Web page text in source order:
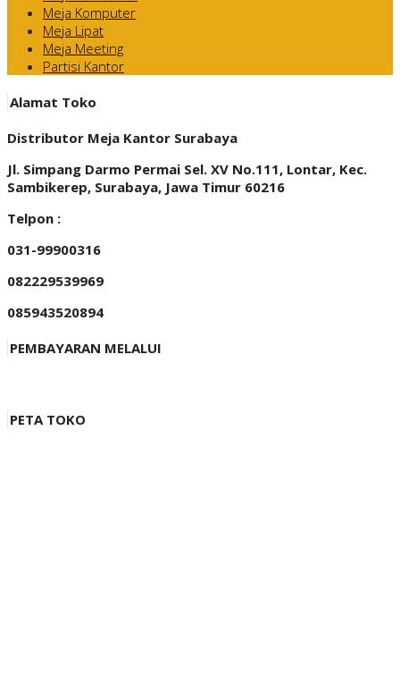
Meja Komputer
Meja Lipat
Meja Meeting
Partisi Kantor
Alamat Toko
Distributor Meja Kantor Surabaya
Jl. Simpang Darmo Permai Sel. XV No.111, Lontar, Kec.
Sambikerep, Surabaya, Jawa Timur 60216
Telpon :
031-99900316
082229539969
085943520894
PEMBAYARAN MELALUI
PETA TOKO